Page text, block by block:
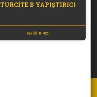
TURCİTE B YAPIŞTIRICI
Aralık 10, 2021